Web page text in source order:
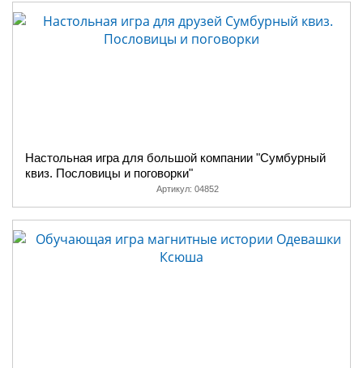
Настольная игра для большой компании "Сумбурный
квиз. Пословицы и поговорки"
Артикул: 04852